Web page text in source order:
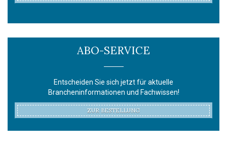
ABO-SERVICE
Entscheiden Sie sich jetzt für aktuelle
Brancheninformationen und Fachwissen!
ZUR BESTELLUNG